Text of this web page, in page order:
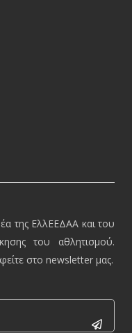
της ΕλλΕΕΔΑΑ και του
του αθλητισμού.
στο newsletter μας.